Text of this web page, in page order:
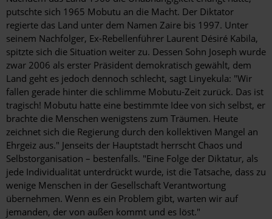
putschte sich 1965 Mobutu an die Macht. Der Diktator
regierte das Land unter dem Namen Zaire bis 1997. Unter
seinem Nachfolger, Ex-Rebellenführer Laurent Désiré Kabila,
spitzte sich die Situation weiter zu. Dessen Sohn Joseph wurde
zwar 2006 als erster Präsident demokratisch gewählt, dem
Land geht es jedoch dennoch schlecht, sagt Linyekula: "Wir
fallen gerade hinter die schlimme Mobutu-Zeit zurück. Das ist
tragisch! Mobutu hatte eine bestimmte Idee von sich selbst, er
brachte die Menschen wenigstens zum Träumen. Heute
zeichnet sich die Regierung durch den kollektiven Mangel an
Ehrgeiz aus." Jenseits der Hauptstadt herrscht Chaos und
Selbstorganisation – bestenfalls. "Eine Folge der Diktatur, als
jede Individualität unterdrückt wurde, ist die Tatsache, dass zu
wenige Menschen in der Gesellschaft Verantwortung
übernehmen. Wenn es ein Problem gibt, warten wir auf
jemanden, der von außen kommt und es löst."